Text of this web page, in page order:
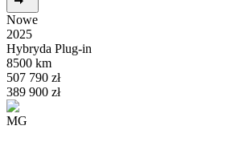
Nowe
2025
Hybryda Plug-in
8500 km
507 790 zł
389 900 zł
MG